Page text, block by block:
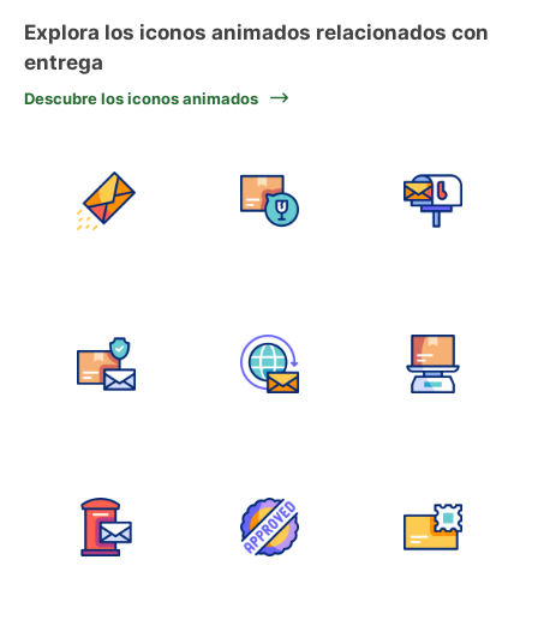
Explora los iconos animados relacionados con
entrega
Descubre los iconos animados